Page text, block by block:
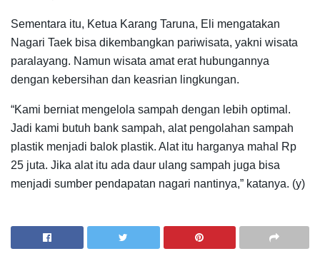
Sementara itu, Ketua Karang Taruna, Eli mengatakan
Nagari Taek bisa dikembangkan pariwisata, yakni wisata
paralayang. Namun wisata amat erat hubungannya
dengan kebersihan dan keasrian lingkungan.
“Kami berniat mengelola sampah dengan lebih optimal.
Jadi kami butuh bank sampah, alat pengolahan sampah
plastik menjadi balok plastik. Alat itu harganya mahal Rp
25 juta. Jika alat itu ada daur ulang sampah juga bisa
menjadi sumber pendapatan nagari nantinya,” katanya. (y)